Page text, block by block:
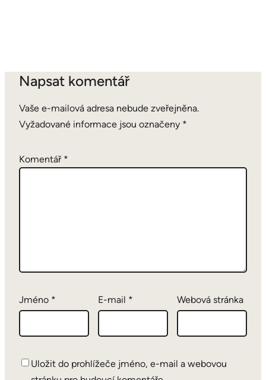
Napsat komentář
Vaše e-mailová adresa nebude zveřejněna.
Vyžadované informace jsou označeny *
Komentář *
Jméno * E-mail * Webová stránka
Uložit do prohlížeče jméno, e-mail a webovou